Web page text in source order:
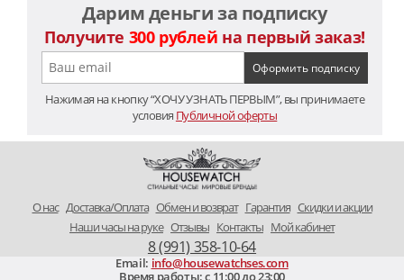
Дарим деньги за подписку
Получите 300 рублей на первый заказ!
Нажимая на кнопку “ХОЧУ УЗНАТЬ ПЕРВЫМ”, вы принимаете
условия Публичной оферты
O нас Доставка/Оплата Обмен и возврат Гарантия Скидки и акции
Наши часы на руке Отзывы Контакты Мой кабинет
8 (991) 358-10-64
Email: info@housewatchses.com
Время работы: c 11:00 до 23:00